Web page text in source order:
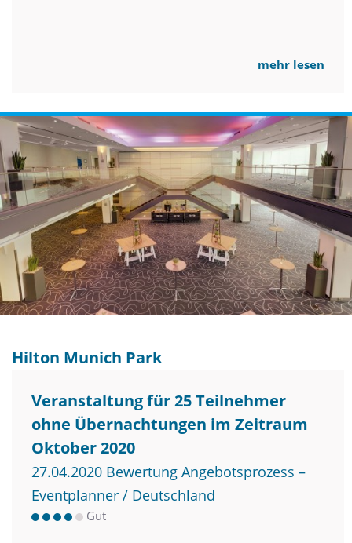
mehr lesen
Hilton Munich Park
Veranstaltung für 25 Teilnehmer
ohne Übernachtungen im Zeitraum
Oktober 2020
27.04.2020 Bewertung Angebotsprozess –
Eventplanner / Deutschland
Gut